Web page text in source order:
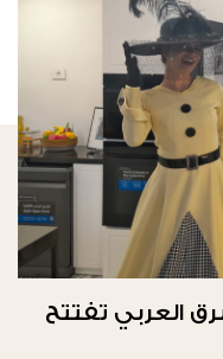
Samsung Electronics المشرق العربي تفتتح